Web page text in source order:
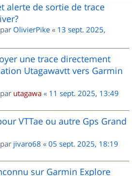
alerte de sortie de trace
OlivierPike « 13 sept. 2025,
une trace directement
Utagawavtt vers Garmin
utagawa « 11 sept. 2025, 13:49
VTTae ou autre Gps Grand
jivaro68 « 05 sept. 2025, 18:19
sur Garmin Explore